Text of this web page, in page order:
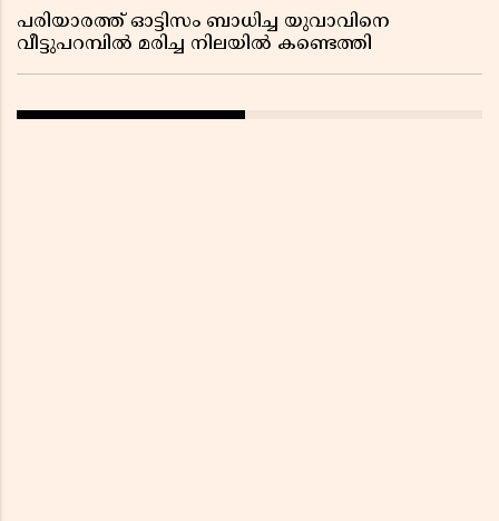
പരിയാരത്ത് ഓട്ടിസം ബാധിച്ച യുവാവിനെ
വീട്ടുപറമ്പിൽ മരിച്ച നിലയിൽ കണ്ടെത്തി